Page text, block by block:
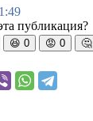
публикация?
😆 0 😡 0 🤔